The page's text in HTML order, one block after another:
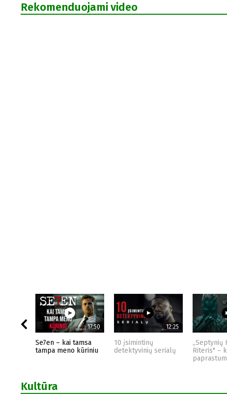
Rekomenduojami video
17:50
Se7en – kai tamsa
tampa meno kūriniu
12:25
10 įsimintinų
detektyvinių serialų
„Septynių
Riteris" –
Kultūra